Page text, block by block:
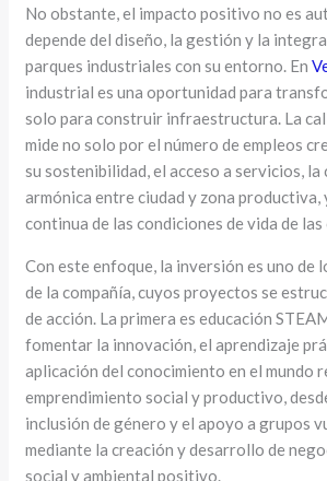
No obstante, el impacto positivo no es
depende del diseño, la gestión y la
parques industriales con su entorno. En
industrial es una oportunidad para
solo para construir infraestructura. La
mide no solo por el número de empleos
su sostenibilidad, el acceso a servicios, la
armónica entre ciudad y zona productiva,
continua de las condiciones de vida de las
Con este enfoque, la inversión es uno de
de la compañía, cuyos proyectos se
de acción. La primera es educación
fomentar la innovación, el aprendizaje
aplicación del conocimiento en el mundo
emprendimiento social y productivo,
inclusión de género y el apoyo a grupos
mediante la creación y desarrollo de
social y ambiental positivo.